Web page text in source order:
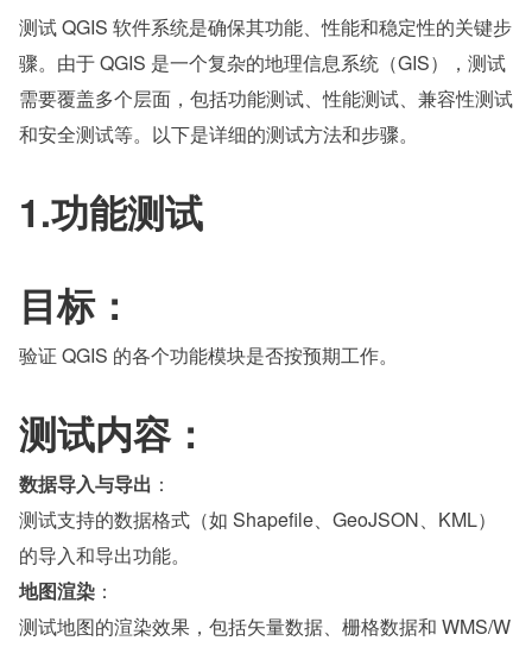
测试 QGIS 软件系统是确保其功能、性能和稳定性的关键步
骤。由于 QGIS 是一个复杂的地理信息系统（GIS），测试
需要覆盖多个层面，包括功能测试、性能测试、兼容性测试
和安全测试等。以下是详细的测试方法和步骤。
1.功能测试
目标：
验证 QGIS 的各个功能模块是否按预期工作。
测试内容：
数据导入与导出 ：
测试支持的数据格式（如 Shapefile、GeoJSON、KML）
的导入和导出功能。
地图渲染 ：
测试地图的渲染效果，包括矢量数据、栅格数据和 WMS/W